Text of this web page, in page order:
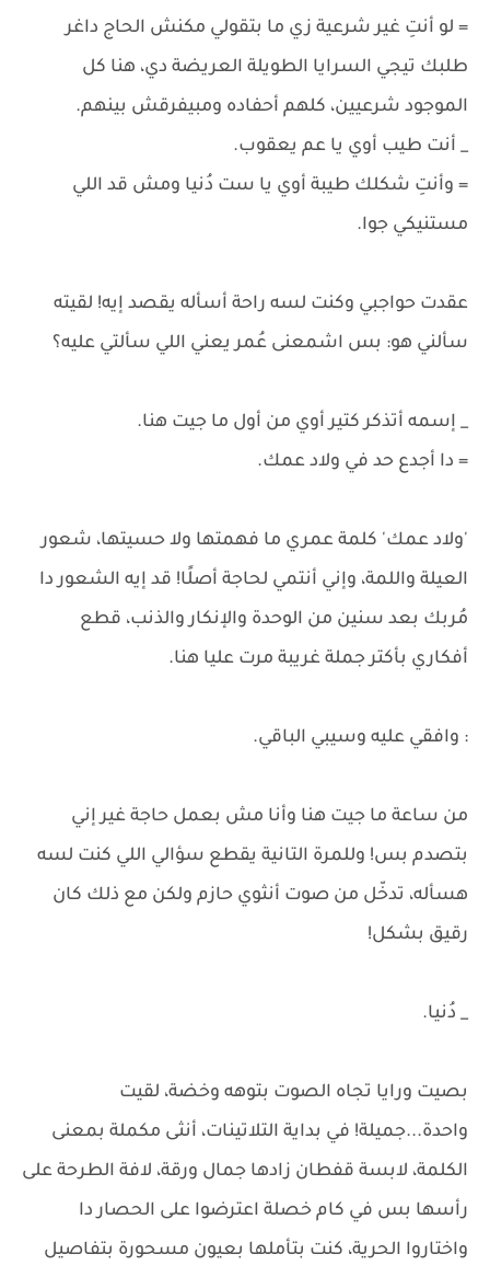
= لو أنتِ غير شرعية زي ما بتقولي مكنش الحاج داغر
طلبك تيجي السرايا الطويلة العريضة دي، هنا كل
الموجود شرعيين، كلهم أحفاده ومبيفرقش بينهم.
_ أنت طيب أوي يا عم يعقوب.
= وأنتِ شكلك طيبة أوي يا ست دُنيا ومش قد اللي
مستنيكي جوا.
عقدت حواجبي وكنت لسه راحة أسأله يقصد إيه! لقيته
سألني هو: بس اشمعنى عُمر يعني اللي سألتي عليه؟
_ إسمه أتذكر كتير أوي من أول ما جيت هنا.
= دا أجدع حد في ولاد عمك.
'ولاد عمك' كلمة عمري ما فهمتها ولا حسيتها، شعور
العيلة واللمة، وإني أنتمي لحاجة أصلًا! قد إيه الشعور دا
مُربك بعد سنين من الوحدة والإنكار والذنب، قطع
أفكاري بأكتر جملة غريبة مرت عليا هنا.
: وافقي عليه وسيبي الباقي.
من ساعة ما جيت هنا وأنا مش بعمل حاجة غير إني
بتصدم بس! وللمرة التانية يقطع سؤالي اللي كنت لسه
هسأله، تدخّل من صوت أنثوي حازم ولكن مع ذلك كان
رقيق بشكل!
_ دُنيا.
بصيت ورايا تجاه الصوت بتوهه وخضة، لقيت
واحدة...جميلة! في بداية التلاتينات، أنثى مكملة بمعنى
الكلمة، لابسة قفطان زادها جمال ورقة، لافة الطرحة على
رأسها بس في كام خصلة اعترضوا على الحصار دا
واختاروا الحرية، كنت بتأملها بعيون مسحورة بتفاصيل